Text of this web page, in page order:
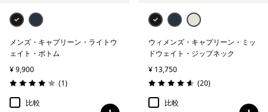
メンズ・キャプリーン・ライトウ
ェイト・ボトム
¥ 9,900
評価: 4.0 / 5
(1レビュー
)
比較
ウィメンズ・キャプリーン・ミッ
ドウェイト・ジップネック
¥ 13,750
評価: 4.6 / 5
(20レビュー
)
比較